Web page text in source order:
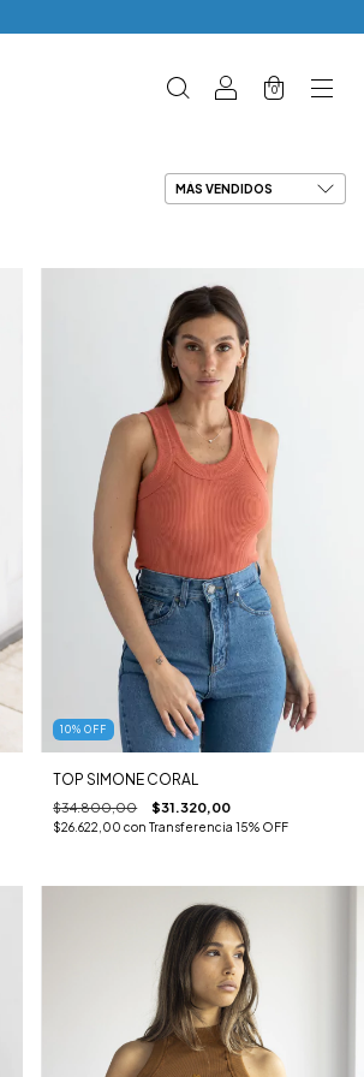
0
10%OFF
TOP SIMONE CORAL
$34.800,00 $31.320,00
$26.622,00con Transferencia 15% OFF